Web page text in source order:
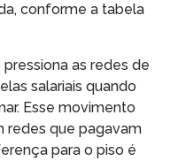
conforme a tabela
as redes de
salariais quando
Esse movimento
redes que pagavam
para o piso é